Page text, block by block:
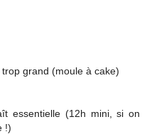
grand (moule à cake)
essentielle (12h mini, si on
!)